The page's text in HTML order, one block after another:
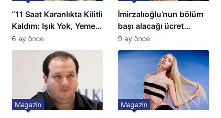
“11 Saat Karanlıkta Kilitli
Kaldım: Işık Yok, Yemek
Yok, Tuvalet Yok!”
Çağla Şikel’den Şok
6 ay önce
İmirzalıoğlu’nun bölüm
başı alacağı ücret
Türkiye’de bir ilk:
Gözünü 2 ilçeye dikti!
9 ay önce
Magazin Magazin